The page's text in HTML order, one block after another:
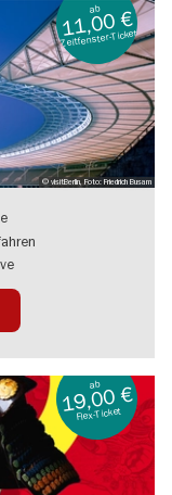
© visitBerlin, Foto: Friedrich Busam
ab
11,00 €
Zeitfenster-Ticket
ab
19,00 €
Flex-Ticket